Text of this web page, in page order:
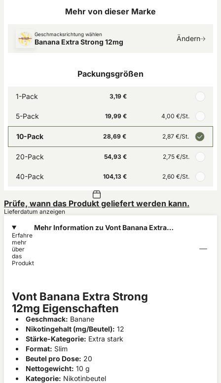
Mehr von dieser Marke
Geschmacksrichtung wählen
Banana Extra Strong 12mg Ändern
Packungsgrößen
1-Pack 3,19 €
5-Pack 19,99 € 4,00 €/St.
10-Pack 28,69 € 2,87 €/St.
20-Pack 54,93 € 2,75 €/St.
40-Pack 104,13 € 2,60 €/St.
Prüfe, wann das Produkt geliefert werden kann.
Lieferdatum anzeigen
Mehr Information zu Vont Banana Extra
Erfahre
mehr
über
das
Produkt
Vont Banana Extra Strong
12mg Eigenschaften
Geschmack: Banane
Nikotingehalt (mg/Beutel): 12
Stärke-Kategorie: Extra stark
Format: Slim
Beutel pro Dose: 20
Nettogewicht: 10 g
Kategorie: Nikotinbeutel